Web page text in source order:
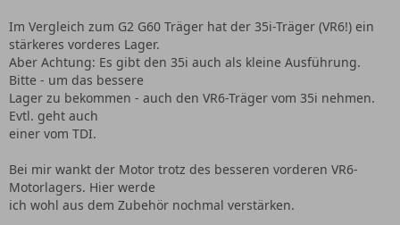
Im Vergleich zum G2 G60 Träger hat der 35i-Träger (VR6!) ein
stärkeres vorderes Lager.
Aber Achtung: Es gibt den 35i auch als kleine Ausführung.
Bitte - um das bessere
Lager zu bekommen - auch den VR6-Träger vom 35i nehmen.
Evtl. geht auch
einer vom TDI.
Bei mir wankt der Motor trotz des besseren vorderen VR6-
Motorlagers. Hier werde
ich wohl aus dem Zubehör nochmal verstärken.